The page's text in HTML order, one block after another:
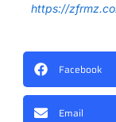
https://
Facebook
Email